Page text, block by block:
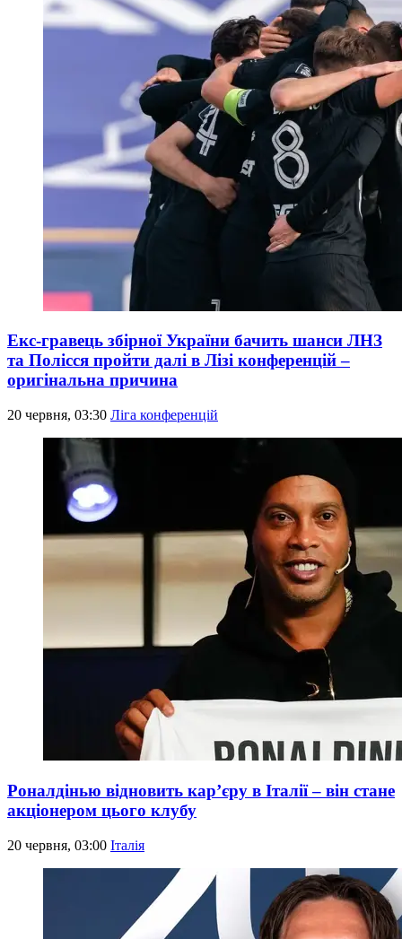
Екс-гравець збірної України бачить шанси ЛНЗ
та Полісся пройти далі в Лізі конференцій –
оригінальна причина
20 червня, 03:30 Ліга конференцій
Роналдінью відновить кар’єру в Італії – він стане
акціонером цього клубу
20 червня, 03:00 Італія